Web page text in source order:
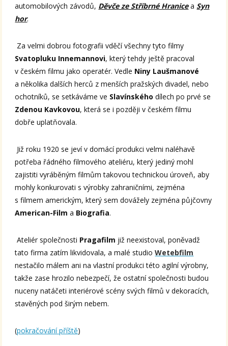
automobilových závodů, Děvče ze Stříbrné Hranicea Syn
hor.
Za velmi dobrou fotografii vděčí všechny tyto filmy
Svatopluku Innemannovi, který tehdy ještě pracoval
v českém filmu jako operatér. Vedle Niny Laušmanové
a několika dalších herců z menších pražských divadel, nebo
ochotníků, se setkáváme ve Slavínského dílech po prvé se
Zdenou Kavkovou, která se i později v českém filmu
dobře uplatňovala.
Již roku 1920 se jeví v domácí produkci velmi naléhavě
potřeba řádného filmového ateliéru, který jediný mohl
zajistiti vyráběným filmům takovou technickou úroveň, aby
mohly konkurovati s výrobky zahraničními, zejména
s filmem americkým, který sem dovážely zejména půjčovny
American-Film a Biografia.
Ateliér společnosti Pragafilm již neexistoval, poněvadž
tato firma zatím likvidovala, a malé studioWetebfilm
nestačilo málem ani na vlastní produkci této agilní výrobny,
takže zase hrozilo nebezpečí, že ostatní společnosti budou
nuceny natáčeti interiérové scény svých filmů v dekoracích,
stavěných pod širým nebem.
(pokračování příště)